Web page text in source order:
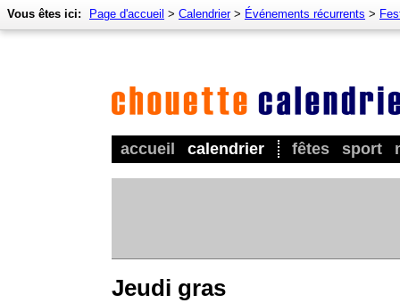
accueil calendrier fêtes sport
Vous êtes ici: Page d'accueil > Calendrier> Événements récurrents >
Jeudi gras